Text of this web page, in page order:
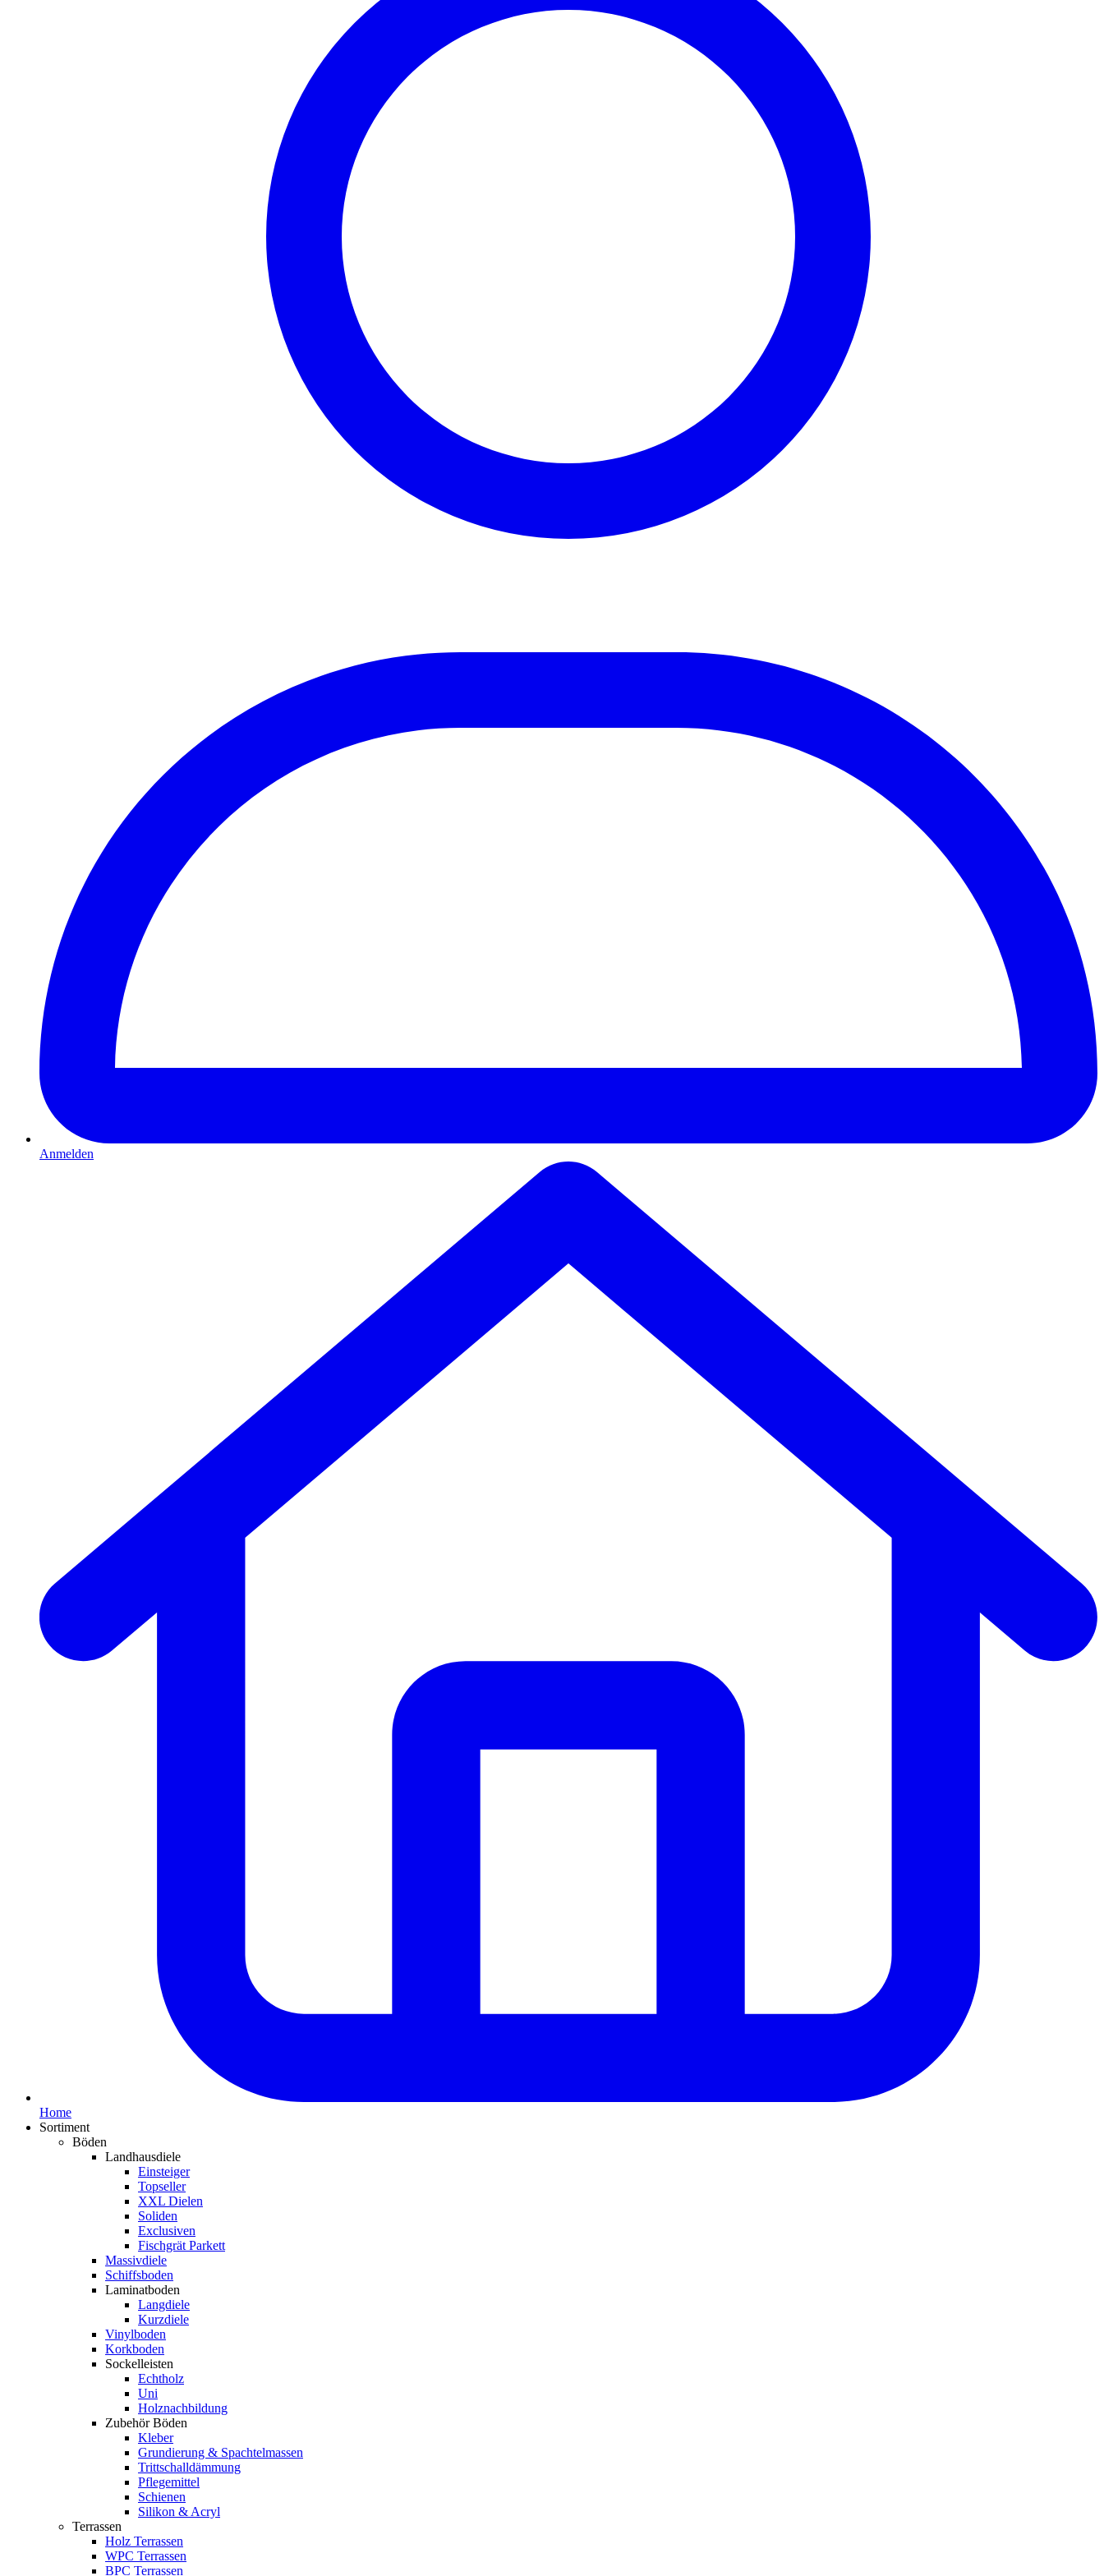
Anmelden
Home
Sortiment
Böden
Landhausdiele
Einsteiger
Topseller
XXL Dielen
Soliden
Exclusiven
Fischgrät Parkett
Massivdiele
Schiffsboden
Laminatboden
Langdiele
Kurzdiele
Vinylboden
Korkboden
Sockelleisten
Echtholz
Uni
Holznachbildung
Zubehör Böden
Kleber
Grundierung & Spachtelmassen
Trittschalldämmung
Pflegemittel
Schienen
Silikon & Acryl
Terrassen
Holz Terrassen
WPC Terrassen
BPC Terrassen